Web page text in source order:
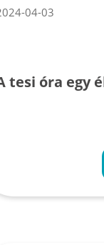
04-03
tesi óra egy